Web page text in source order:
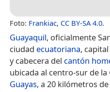
Foto: Frankiac, CC BY-SA 4.0.
Guayaquil, oficialmente
ciudad ecuatoriana,
y cabecera del cantón
ubicada al centro-sur de la
Guayas, a 20 kilómetros